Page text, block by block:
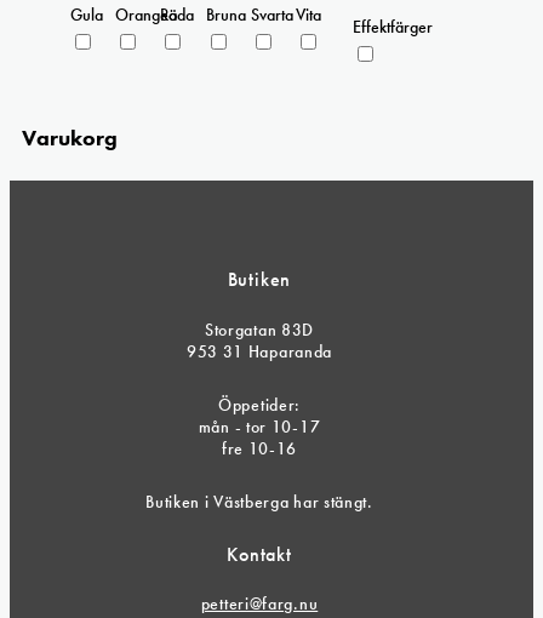
Gula OrangeaRöda Bruna SvartaVita
Effektfärger
Varukorg
Butiken
Storgatan 83D
953 31 Haparanda
Öppetider:
mån - tor 10-17
fre 10-16
Butiken i Västberga har stängt.
Kontakt
petteri@farg.nu